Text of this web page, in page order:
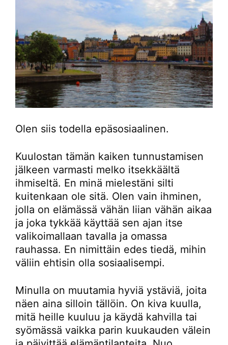
Olen siis todella epäsosiaalinen.
Kuulostan tämän kaiken tunnustamisen
jälkeen varmasti melko itsekkäältä
ihmiseltä. En minä mielestäni silti
kuitenkaan ole sitä. Olen vain ihminen,
jolla on elämässä vähän liian vähän aikaa
ja joka tykkää käyttää sen ajan itse
valikoimallaan tavalla ja omassa
rauhassa. En nimittäin edes tiedä, mihin
väliin ehtisin olla sosiaalisempi.
Minulla on muutamia hyviä ystäviä, joita
näen aina silloin tällöin. On kiva kuulla,
mitä heille kuuluu ja käydä kahvilla tai
syömässä vaikka parin kuukauden välein